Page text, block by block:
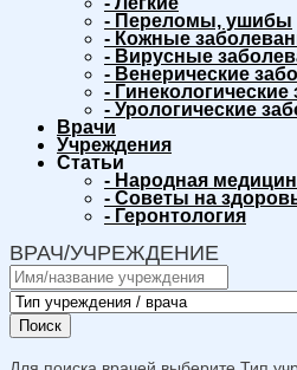
- Переломы, ушибы
- Кожные
- Вирусные
- Венерические
-
- Урологические
Врачи
Учреждения
Статьи
- Народная
- Советы на
- Геронтология
ВРАЧ/УЧРЕЖДЕНИЕ
Поиск